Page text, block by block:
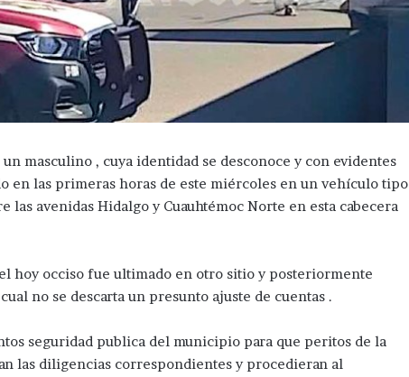
masculino , cuya identidad se desconoce y con evidentes
en las primeras horas de este miércoles en un vehículo tipo
las avenidas Hidalgo y Cuauhtémoc Norte en esta cabecera
hoy occiso fue ultimado en otro sitio y posteriormente
no se descarta un presunto ajuste de cuentas .
seguridad publica del municipio para que peritos de la
las diligencias correspondientes y procedieran al